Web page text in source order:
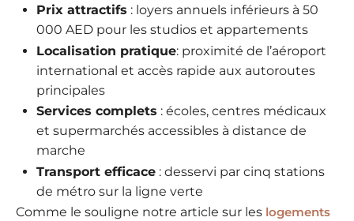
Prix attractifs : loyers annuels inférieurs à 50
000 AED pour les studios et appartements
Localisation pratique: proximité de l’aéroport
international et accès rapide aux autoroutes
principales
Services complets : écoles, centres médicaux
et supermarchés accessibles à distance de
marche
Transport efficace: desservi par cinq stations
de métro sur la ligne verte
Comme le souligne notre article sur les logements